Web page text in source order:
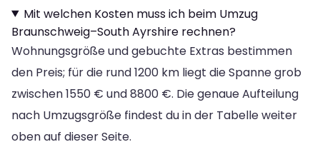
Mit welchen Kosten muss ich beim Umzug
Braunschweig–South Ayrshire rechnen?
Wohnungsgröße und gebuchte Extras bestimmen
den Preis; für die rund 1200 km liegt die Spanne grob
zwischen 1550 € und 8800 €. Die genaue Aufteilung
nach Umzugsgröße findest du in der Tabelle weiter
oben auf dieser Seite.